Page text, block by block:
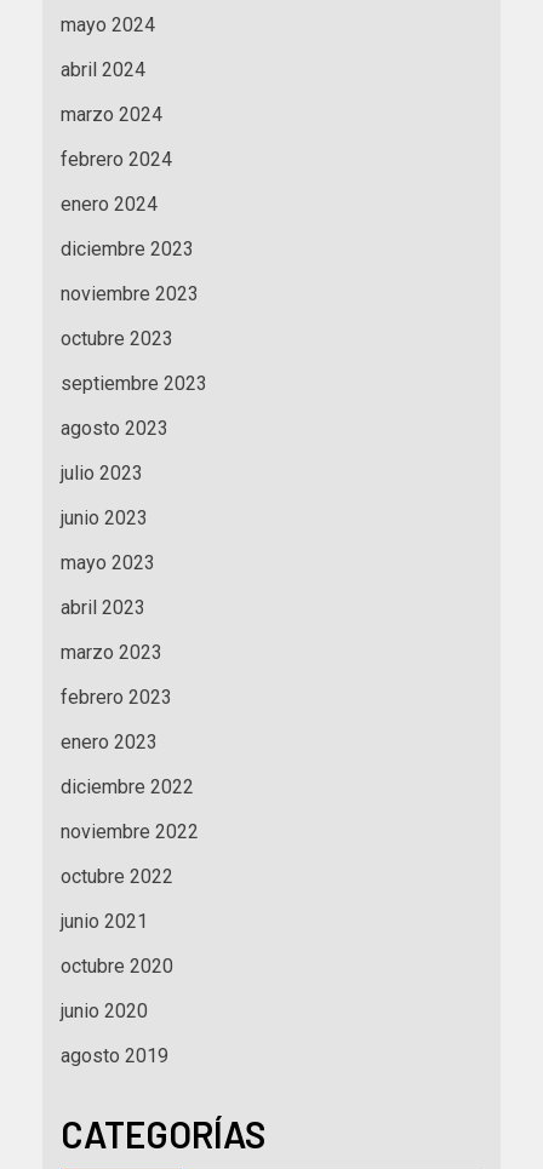
mayo 2024
abril 2024
marzo 2024
febrero 2024
enero 2024
diciembre 2023
noviembre 2023
octubre 2023
septiembre 2023
agosto 2023
julio 2023
junio 2023
mayo 2023
abril 2023
marzo 2023
febrero 2023
enero 2023
diciembre 2022
noviembre 2022
octubre 2022
junio 2021
octubre 2020
junio 2020
agosto 2019
CATEGORÍAS